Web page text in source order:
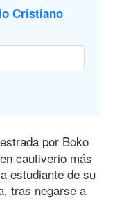
Cristiano
por Boko
cautiverio más
estudiante de su
tras negarse a